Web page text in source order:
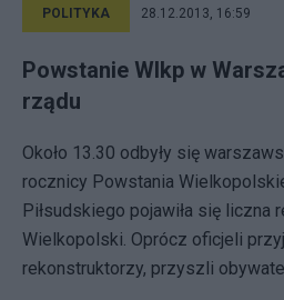
POLITYKA 28.12.2013, 16:59
Powstanie Wlkp w
rządu
Około 13.30 odbyły się
rocznicy Powstania
Piłsudskiego pojawiła się liczna
Wielkopolski. Oprócz oficjeli
rekonstruktorzy, przyszli